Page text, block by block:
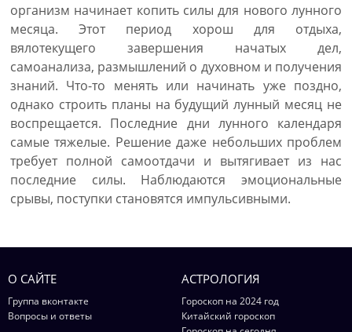
организм начинает копить силы для нового лунного
месяца. Этот период хорош для отдыха,
вялотекущего завершения начатых дел,
самоанализа, размышлений о духовном и получения
знаний. Что-то менять или начинать уже поздно,
однако строить планы на будущий лунный месяц не
воспрещается. Последние дни лунного календаря
самые тяжелые. Решение даже небольших проблем
требует полной самоотдачи и вытягивает из нас
последние силы. Наблюдаются эмоциональные
срывы, поступки становятся импульсивными.
О САЙТЕ
Группа вконтакте
Вопросы и ответы
АСТРОЛОГИЯ
Гороскоп на 2024 год
Китайский гороскоп